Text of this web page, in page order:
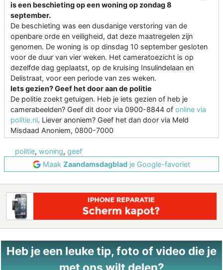
is een beschieting op een woning op zondag 8
september.
De beschieting was een dusdanige verstoring van de
openbare orde en veiligheid, dat deze maatregelen zijn
genomen. De woning is op dinsdag 10 september gesloten
voor de duur van vier weken. Het cameratoezicht is op
dezelfde dag geplaatst, op de kruising Insulindelaan en
Delistraat, voor een periode van zes weken.
Iets gezien? Geef het door aan de politie
De politie zoekt getuigen. Heb je iets gezien of heb je
camerabeelden? Geef dit door via 0900-8844 of online via
politie.nl. Liever anoniem? Geef het dan door via Meld
Misdaad Anoniem, 0800-7000
politie, woning, geef
Maak Zaandamsdagblad je Google-favoriet
Heb je een leuke tip, foto of video die je